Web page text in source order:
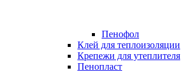
Пенофол
Клей для теплоизоляции
Крепежи для утеплителя
Пенопласт